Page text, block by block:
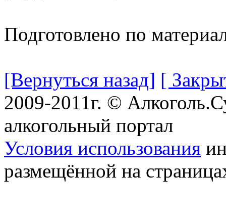
Подготовлено по
[Вернуться назад] [
2009-2011г. ©
алкогольный портал
Условия использования
размещённой на